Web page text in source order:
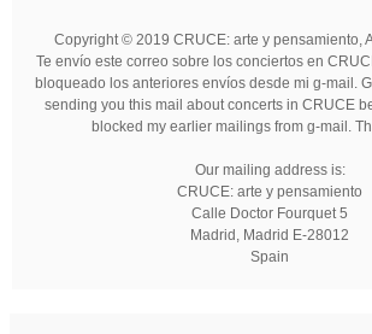
Copyright © 2019 CRUCE: arte y pensamiento,
Te envío este correo sobre los conciertos en
bloqueado los anteriores envíos desde mi g-mail.
sending you this mail about concerts in CRUCE
blocked my earlier mailings from g-mail.
Our mailing address is:
CRUCE: arte y pensamiento
Calle Doctor Fourquet 5
Madrid , Madrid E-28012
Spain